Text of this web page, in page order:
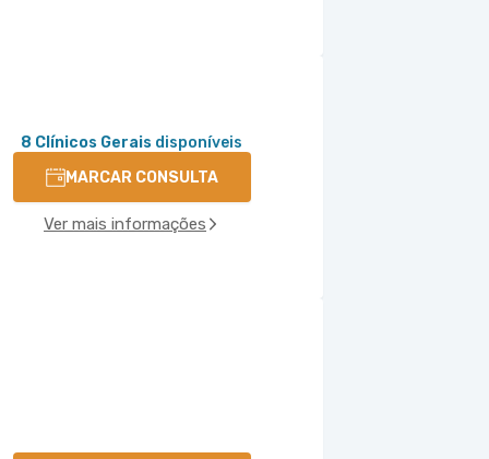
8 Clínicos Gerais disponíveis
MARCAR CONSULTA
Ver mais informações